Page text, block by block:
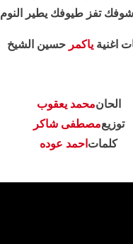
تفز طيوفك يطير النوم
اغنيةياكمر حسين الشيخ
الحانمحمد يعقوب
توزيعمصطفى شاكر
كلمات احمد عوده